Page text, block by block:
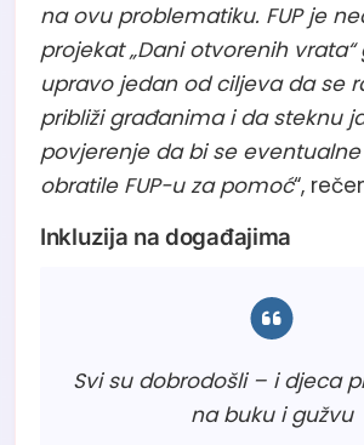
na ovu problematiku. FUP je
projekat „Dani otvorenih vrata“
upravo jedan od ciljeva da se
približi građanima i da steknu
povjerenje da bi se
obratile FUP-u za pomoć“,
Inkluzija na događajima
Svi su dobrodošli – i djeca
na buku i gužvu